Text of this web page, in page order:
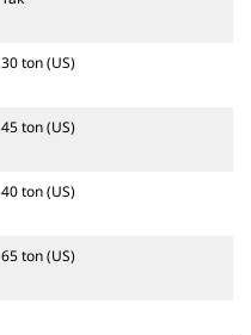
30 ton (US)
45 ton (US)
40 ton (US)
65 ton (US)